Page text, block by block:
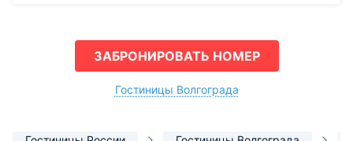
ЗАБРОНИРОВАТЬ НОМЕР
Гостиницы Волгограда